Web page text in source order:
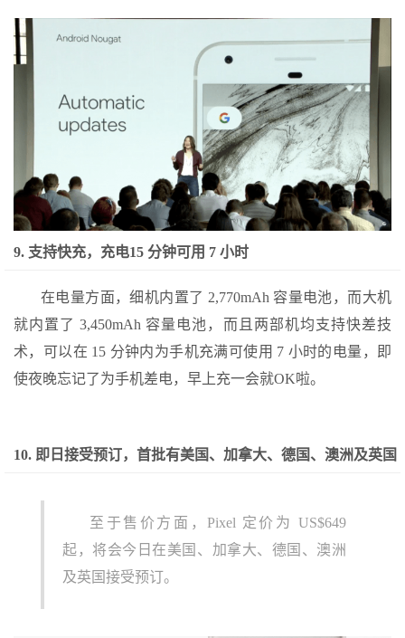
9. 支持快充，充电15 分钟可用 7 小时
在电量方面，细机内置了 2,770mAh 容量电池，而大机
就内置了 3,450mAh 容量电池，而且两部机均支持快差技
术，可以在 15 分钟内为手机充满可使用 7 小时的电量，即
使夜晚忘记了为手机差电，早上充一会就OK啦。
10. 即日接受预订，首批有美国、加拿大、德国、澳洲及英国
至于售价方面，Pixel 定价为 US$649
起，将会今日在美国、加拿大、德国、澳洲
及英国接受预订。